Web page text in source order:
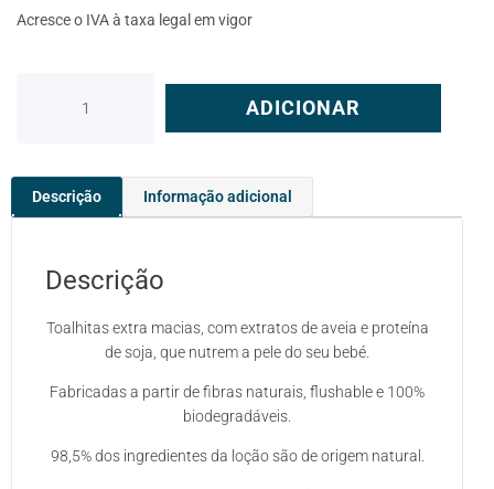
Acresce o IVA à taxa legal em vigor
ADICIONAR
Descrição Informação adicional
Descrição
Toalhitas extra macias, com extratos de aveia e proteína
de soja, que nutrem a pele do seu bebé.
Fabricadas a partir de fibras naturais, flushable e 100%
biodegradáveis.
98,5% dos ingredientes da loção são de origem natural.